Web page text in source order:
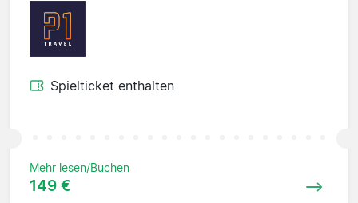
Spielticket enthalten
Mehr lesen/Buchen
149 €